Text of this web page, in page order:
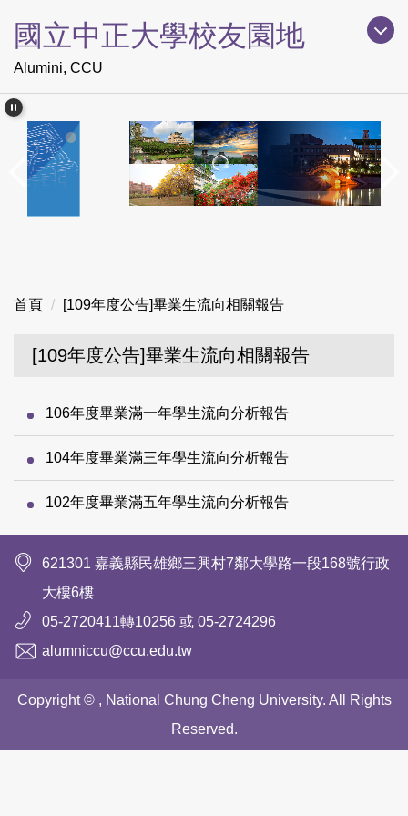
到
內
容
國立中正大學校友園地
Alumini, CCU
首頁 [109年度公告]畢業生流向相關報告
[109年度公告]畢業生流向相關報告
106年度畢業滿一年學生流向分析報告
104年度畢業滿三年學生流向分析報告
102年度畢業滿五年學生流向分析報告
621301 嘉義縣民雄鄉三興村7鄰大學路一段168號行政
大樓6樓
05-2720411轉10256 或 05-2724296
alumniccu@ccu.edu.tw
Copyright © , National Chung Cheng University. All Rights
Reserved.